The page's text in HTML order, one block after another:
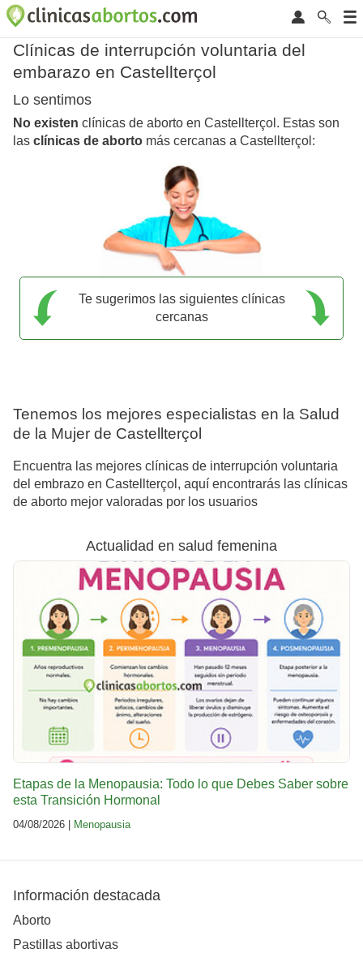
Clínicas de interrupción voluntaria del
embarazo en Castellterçol
Lo sentimos
No existen clínicas de aborto en Castellterçol. Estas son
las clínicas de aborto más cercanas a Castellterçol:
Te sugerimos las siguientes clínicas
cercanas
Tenemos los mejores especialistas en la Salud
de la Mujer de Castellterçol
Encuentra las mejores clínicas de interrupción voluntaria
del embrazo en Castellterçol, aquí encontrarás las clínicas
de aborto mejor valoradas por los usuarios
Actualidad en salud femenina
Etapas de la Menopausia: Todo lo que Debes Saber sobre
esta Transición Hormonal
04/08/2026 | Menopausia
Información destacada
Aborto
Pastillas abortivas